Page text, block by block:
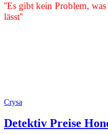
''Es gibt kein Problem,
lässt''
Crysa
Detektiv Preise